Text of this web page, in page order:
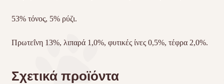
53% τόνος, 5% ρύζι.
Πρωτεΐνη 13%, λιπαρά 1,0%, φυτικές ίνες 0,5%, τέφρα 2,0%.
Σχετικά προϊόντα